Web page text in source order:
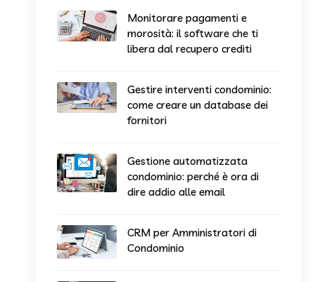
Monitorare pagamenti e
morosità: il software che ti
libera dal recupero crediti
Gestire interventi condominio:
come creare un database dei
fornitori
Gestione automatizzata
condominio: perché è ora di
dire addio alle email
CRM per Amministratori di
Condominio